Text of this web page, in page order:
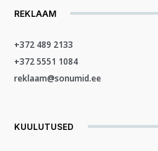
REKLAAM
+372 489 2133
+372 5551 1084
reklaam@sonumid.ee
KUULUTUSED